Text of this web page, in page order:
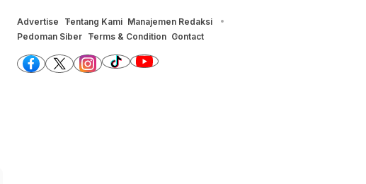
Advertise Tentang Kami Manajemen Redaksi
Pedoman Siber Terms & Condition Contact